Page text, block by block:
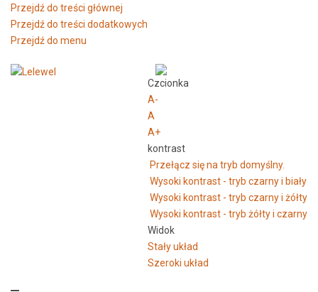
Przejdź do treści głównej
Przejdź do treści dodatkowych
Przejdź do menu
Czcionka
A-
A
A+
kontrast
Przełącz się na tryb domyślny.
Wysoki kontrast - tryb czarny i biały
Wysoki kontrast - tryb czarny i żółty
Wysoki kontrast - tryb żółty i czarny
Widok
Stały układ
Szeroki układ